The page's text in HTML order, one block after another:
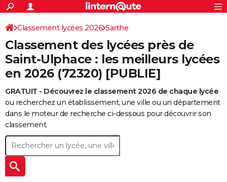
ACTUALITÉS
Politique
Société
Faits Divers
Education
Monde
Villes
+
SPORT
Coupe du monde 2026
Football
Tennis
Cyclisme
Rugby
Forum
CULTURE
Programme TV
TNT
Streaming
Cinéma
Sorties cinéma
Musique
+
FINANCE
Retraite
Impôts
Epargne
Immobilier
Risques naturels par ville
Banque
Assurance
Crédit
AUTO
Essais
Réserver un essai
Citadines
Berlines
SUV
Forum auto
+
HIGH-TECH
BRICOLAGE
Forum
Aménagement intérieur
Extérieur
Cuisine
Salle de bains
Jardinage
Rangement
+WEEK-END
Guides de France
Escapades
Patrimoine
Expositions
Musées
Week-end nature
+
LIFESTYLE
S'inscrire
Connexion
Classement lycées 2026 Sarthe
Classement des lycées près de
Saint-Ulphace : les meilleurs lycées
en 2026 (72320) [PUBLIE]
GRATUIT - Découvrez le classement 2026 de chaque lycée
ou recherchez un établissement, une ville ou un département
dans le moteur de recherche ci-dessous pour découvrir son
classement.